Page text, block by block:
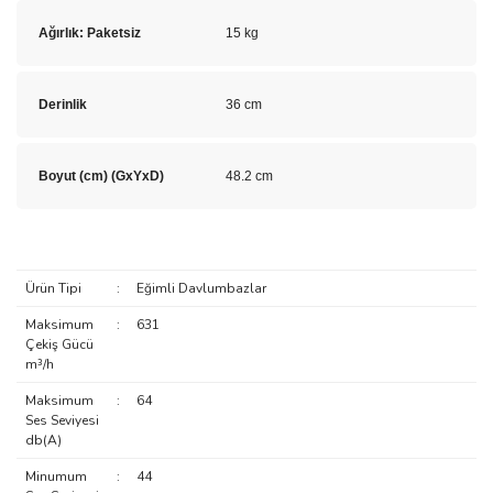
Ağırlık: Paketsiz 15 kg
Derinlik 36 cm
Boyut (cm) (GxYxD) 48.2 cm
Ürün Tipi : Eğimli Davlumbazlar
Maksimum
Çekiş Gücü
m³/h
: 631
Maksimum
Ses Seviyesi
db(A)
: 64
Minumum
: 44